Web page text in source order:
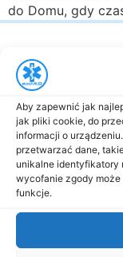
Aby zapewnić jak
jak pliki cookie, do
informacji o
przetwarzać dane,
unikalne identyfikatory
wycofanie zgody może
funkcje.
do Domu, gdy
al. Marsz.
92-301 Łódź
+48 517-
Start